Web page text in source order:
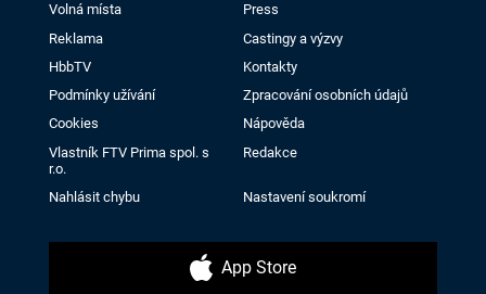
Volná místa
Press
Reklama
Castingy a výzvy
HbbTV
Kontakty
Podmínky užívání
Zpracování osobních údajů
Cookies
Nápověda
Vlastník FTV Prima spol. s
r.o.
Redakce
Nahlásit chybu Nastavení soukromí
App Store